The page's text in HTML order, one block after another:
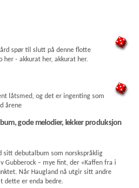
spør til slutt på denne flotte
her - akkurat her, akkurat her.
låtsmed, og det er ingenting som
årene
gode melodier, lekker produksjon
sitt debutalbum som norskspråklig
Gubberock – mye fint, der «Kaffen fra i
Når Haugland nå utgir sitt andre
dette er enda bedre.